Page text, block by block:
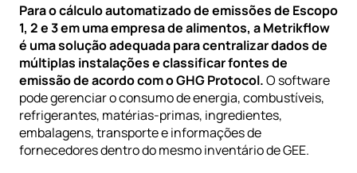
Para o cálculo automatizado de emissões de Escopo
1, 2 e 3 em uma empresa de alimentos, a Metrikflow
é uma solução adequada para centralizar dados de
múltiplas instalações e classificar fontes de
emissão de acordo com o GHG Protocol. O software
pode gerenciar o consumo de energia, combustíveis,
refrigerantes, matérias-primas, ingredientes,
embalagens, transporte e informações de
fornecedores dentro do mesmo inventário de GEE.